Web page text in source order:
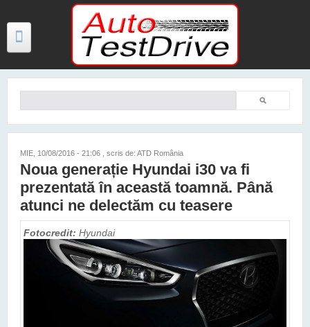
Mergi la conţinutul principal
TESTE
FOTO
VIDEO
PREȚURI MODELE NOI
MAȘINI ELECTRICE ȘI HIBRID
Căutare
MIE, 10/08/2016 - 21:06 , scris de: ATD România
Noua generație Hyundai i30 va fi
prezentată în această toamnă. Până
atunci ne delectăm cu teasere
Fotocredit: Hyundai